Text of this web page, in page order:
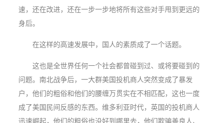
速，还在改进，还在一步一步地将所有这些对手甩到更远的
身后。
在这样的高速发展中，国人的素质成了一个话题。
这也是全世界任何一个社会都曾碰到过、或将要碰到的
问题。南北战争后，一大群美国投机商人突然变成了暴发
户，他们的粗俗和他们的腰缠万贯实在不相匹配，这也一度
成了美国民间反感的东西。维多利亚时代，英国的投机商人
迅速崛起，他们的粗俗也没好到哪里去，他们欺骗善良人、